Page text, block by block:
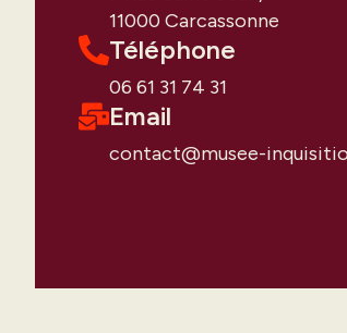
11000 Carcassonne
Téléphone
06 61 31 74 31
Email
contact@musee-